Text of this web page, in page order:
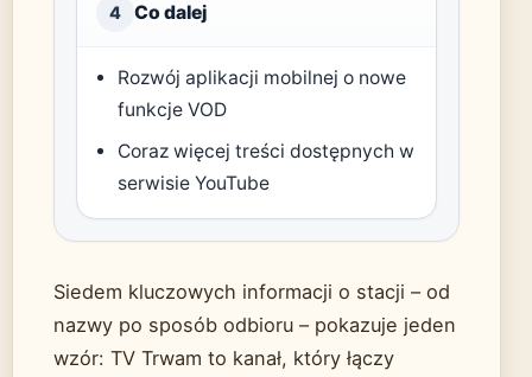
4 Co dalej
Rozwój aplikacji mobilnej o nowe
funkcje VOD
Coraz więcej treści dostępnych w
serwisie YouTube
Siedem kluczowych informacji o stacji – od
nazwy po sposób odbioru – pokazuje jeden
wzór: TV Trwam to kanał, który łączy